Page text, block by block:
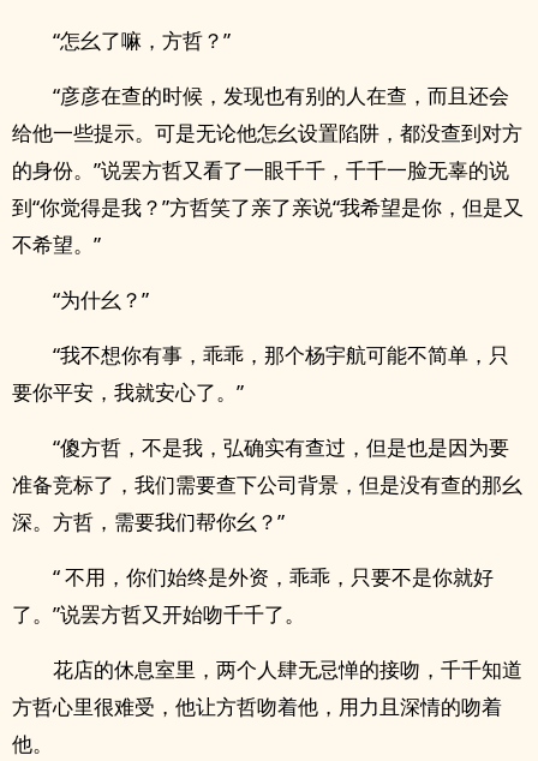
“怎幺了嘛，方哲？”
“彦彦在查的时候，发现也有别的人在查，而且还会
给他一些提示。可是无论他怎幺设置陷阱，都没查到对方
的身份。”说罢方哲又看了一眼千千，千千一脸无辜的说
到“你觉得是我？”方哲笑了亲了亲说“我希望是你，但是又
不希望。”
“为什幺？”
“我不想你有事，乖乖，那个杨宇航可能不简单，只
要你平安，我就安心了。”
“傻方哲，不是我，弘确实有查过，但是也是因为要
准备竞标了，我们需要查下公司背景，但是没有查的那幺
深。方哲，需要我们帮你幺？”
“ 不用，你们始终是外资，乖乖，只要不是你就好
了。”说罢方哲又开始吻千千了。
花店的休息室里，两个人肆无忌惮的接吻，千千知道
方哲心里很难受，他让方哲吻着他，用力且深情的吻着
他。